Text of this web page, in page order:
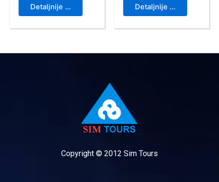
Detaljnije ... Detaljnije ...
Copyright © 2012 Sim Tours